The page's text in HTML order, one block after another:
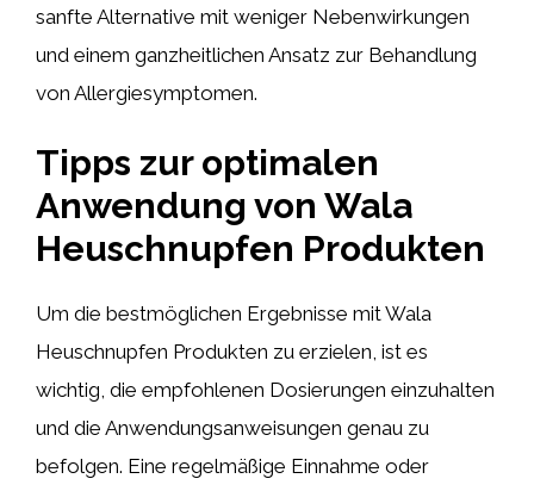
sanfte Alternative mit weniger Nebenwirkungen
und einem ganzheitlichen Ansatz zur Behandlung
von Allergiesymptomen.
Tipps zur optimalen
Anwendung von Wala
Heuschnupfen Produkten
Um die bestmöglichen Ergebnisse mit Wala
Heuschnupfen Produkten zu erzielen, ist es
wichtig, die empfohlenen Dosierungen einzuhalten
und die Anwendungsanweisungen genau zu
befolgen. Eine regelmäßige Einnahme oder